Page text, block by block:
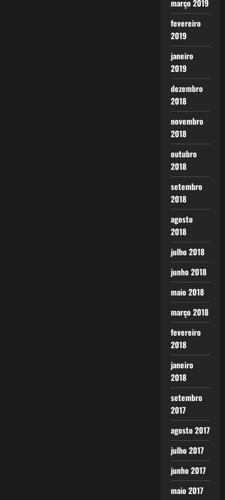
março 2019
fevereiro
2019
janeiro
2019
dezembro
2018
novembro
2018
outubro
2018
setembro
2018
agosto
2018
julho 2018
junho 2018
maio 2018
março 2018
fevereiro
2018
janeiro
2018
setembro
2017
agosto 2017
julho 2017
junho 2017
maio 2017